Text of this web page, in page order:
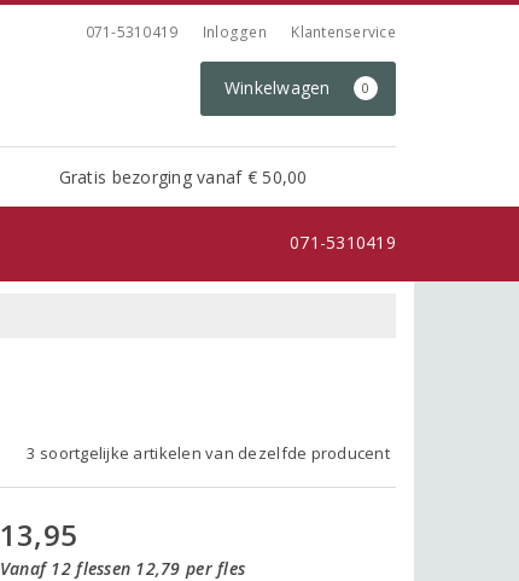
071-5310419 Inloggen Klantenservice
Winkelwagen 0
Gratis bezorging vanaf € 50,00
071-5310419
3 soortgelijke artikelen van dezelfde producent
13,95
Vanaf 12 flessen 12,79 per fles